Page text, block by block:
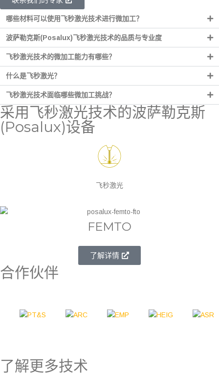
哪些材料可以使用飞秒激光技术进行微加工？
波萨勒克斯(Posalux)飞秒激光技术的品质与专业度
飞秒激光技术的微加工能力有哪些？
什么是飞秒激光？
飞秒激光技术面临哪些微加工挑战？
采用飞秒激光技术的波萨勒克斯
(Posalux)设备
飞秒激光
FEMTO
了解详情
合作伙伴
了解更多技术